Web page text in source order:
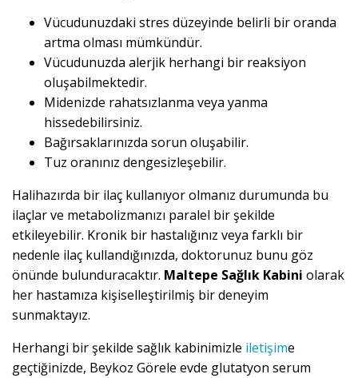
Vücudunuzdaki stres düzeyinde belirli bir oranda
artma olması mümkündür.
Vücudunuzda alerjik herhangi bir reaksiyon
oluşabilmektedir.
Midenizde rahatsızlanma veya yanma
hissedebilirsiniz.
Bağırsaklarınızda sorun oluşabilir.
Tuz oranınız dengesizleşebilir.
Halihazırda bir ilaç kullanıyor olmanız durumunda bu
ilaçlar ve metabolizmanızı paralel bir şekilde
etkileyebilir. Kronik bir hastalığınız veya farklı bir
nedenle ilaç kullandığınızda, doktorunuz bunu göz
önünde bulunduracaktır. Maltepe Sağlık Kabini olarak
her hastamıza kişiselleştirilmiş bir deneyim
sunmaktayız.
Herhangi bir şekilde sağlık kabinimizle iletişime
geçtiğinizde, Beykoz Görele evde glutatyon serum